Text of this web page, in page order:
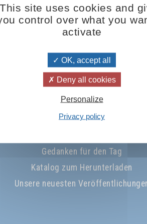
Newsletter
Gedanken für den Tag
Katalog zum Herunterladen
Unsere neuesten
This site uses cookies and
control over what you
activate
OK, accept all
Deny all cookies
Personalize
Privacy policy